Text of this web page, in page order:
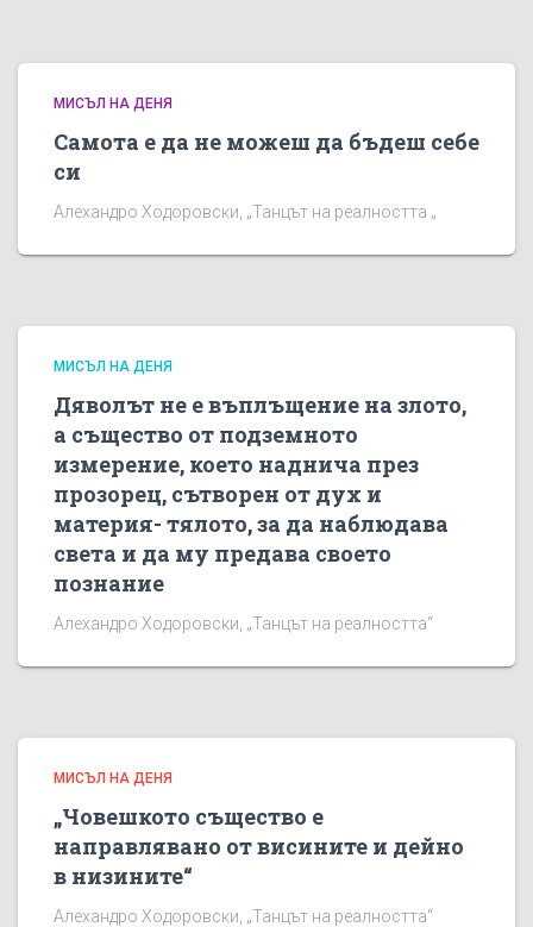
МИСЪЛ НА ДЕНЯ
Самота е да не можеш да бъдеш себе
си
Алехандро Ходоровски, „Танцът на реалността „
МИСЪЛ НА ДЕНЯ
Дяволът не е въплъщение на злото,
а същество от подземното
измерение, което наднича през
прозорец, сътворен от дух и
материя- тялото, за да наблюдава
света и да му предава своето
познание
Алехандро Ходоровски, „Танцът на реалността“
МИСЪЛ НА ДЕНЯ
„Човешкото същество е
направлявано от висините и дейно
в низините“
Алехандро Ходоровски, „Танцът на реалността“